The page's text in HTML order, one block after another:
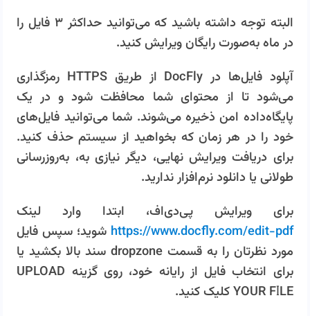
البته توجه داشته باشید که می‌توانید حداکثر ۳ فایل را
در ماه به‌صورت رایگان ویرایش کنید.
آپلود فایل‌ها در DocFly از طریق HTTPS رمزگذاری
می‌شود تا از محتوای شما محافظت شود و در یک
پایگاه‌داده امن ذخیره می‌شوند. شما می‌توانید فایل‌های
خود را در هر زمان که بخواهید از سیستم حذف کنید.
برای دریافت ویرایش نهایی، دیگر نیازی به، به‌روزرسانی
طولانی یا دانلود نرم‌افزار ندارید.
برای ویرایش پی‌دی‌اف، ابتدا وارد لینک
https://www.docfly.com/edit-pdf شوید؛ سپس فایل
مورد نظرتان را به قسمت dropzone سند بالا بکشید یا
برای انتخاب فایل از رایانه خود، روی گزینه UPLOAD
YOUR FILE کلیک کنید.